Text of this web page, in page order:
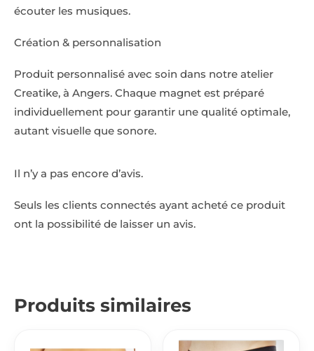
écouter les musiques.
Création & personnalisation
Produit personnalisé avec soin dans notre atelier
Creatike, à Angers. Chaque magnet est préparé
individuellement pour garantir une qualité optimale,
autant visuelle que sonore.
Il n’y a pas encore d’avis.
Seuls les clients connectés ayant acheté ce produit
ont la possibilité de laisser un avis.
Produits similaires